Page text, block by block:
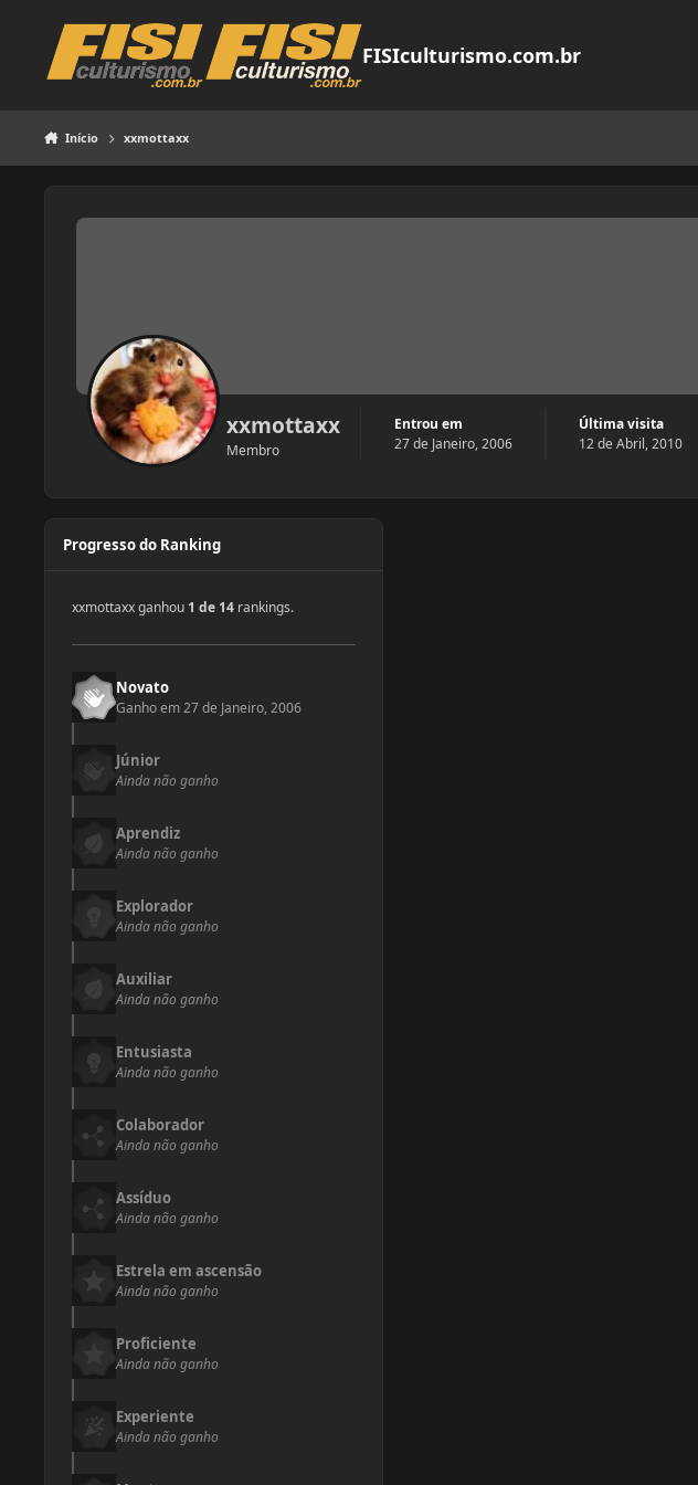
FISIculturismo.com.br
Início xxmottaxx
xxmottaxx
Membro
Entrou em
27 de Janeiro, 2006
Última visita
12 de Abril, 2010
Progresso do Ranking
xxmottaxx ganhou 1 de 14 rankings.
Novato
Ganho em27 de Janeiro, 2006
Júnior
Ainda não ganho
Aprendiz
Ainda não ganho
Explorador
Ainda não ganho
Auxiliar
Ainda não ganho
Entusiasta
Ainda não ganho
Colaborador
Ainda não ganho
Assíduo
Ainda não ganho
Estrela em ascensão
Ainda não ganho
Proficiente
Ainda não ganho
Experiente
Ainda não ganho